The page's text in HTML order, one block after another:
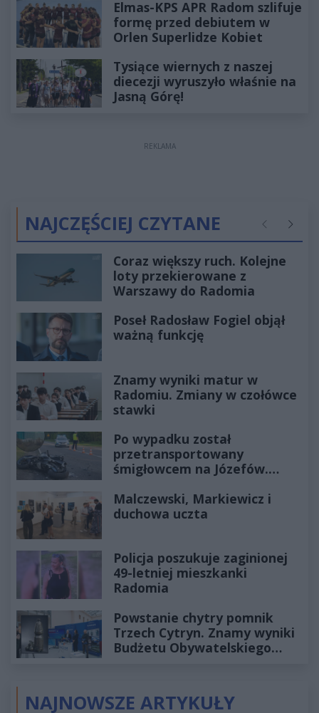
Elmas-KPS APR Radom szlifuje
formę przed debiutem w
Orlen Superlidze Kobiet
Tysiące wiernych z naszej
diecezji wyruszyło właśnie na
Jasną Górę!
REKLAMA
NAJCZĘŚCIEJ CZYTANE Poprzednie
Coraz większy ruch. Kolejne
loty przekierowane z
Warszawy do Radomia
Poseł Radosław Fogiel objął
ważną funkcję
Znamy wyniki matur w
Radomiu. Zmiany w czołówce
stawki
Po wypadku został
przetransportowany
śmigłowcem na Józefów.
Malczewski, Markiewicz i
duchowa uczta
Policja poszukuje zaginionej
49-letniej mieszkanki
Radomia
Powstanie chytry pomnik
Trzech Cytryn. Znamy wyniki
Budżetu Obywatelskiego
NAJNOWSZE ARTYKUŁY